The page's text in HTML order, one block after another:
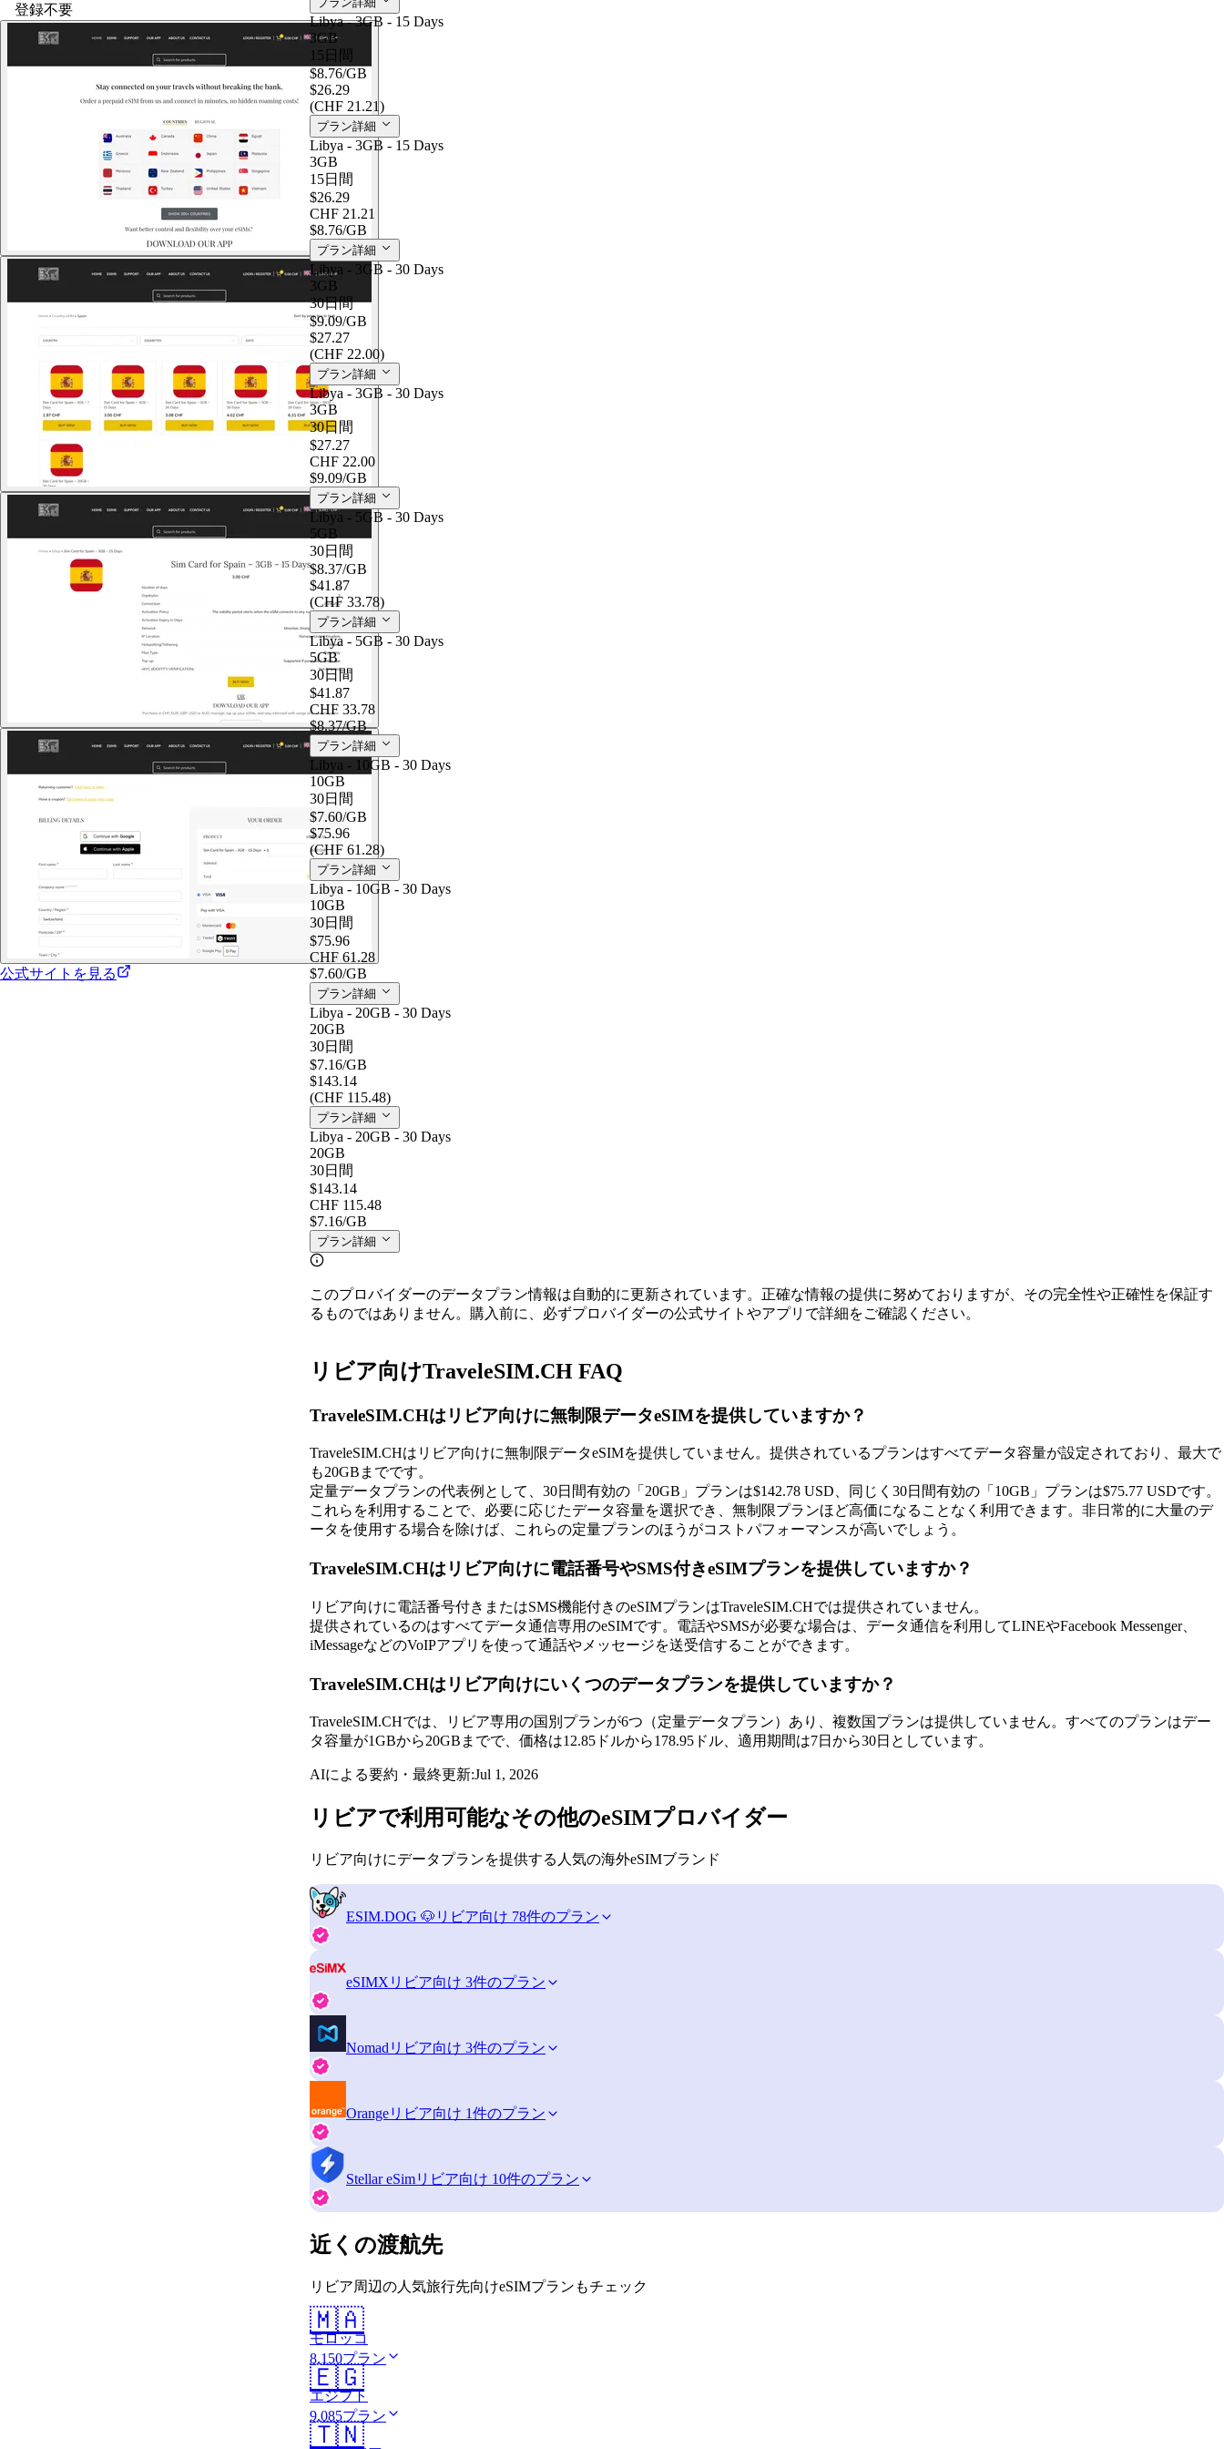
登録不要
公式サイトを見る
Libya - 3GB - 15 Days
3GB
15日間
$8.76/GB
$26.29
(CHF 21.21)
プラン詳細
Libya - 3GB - 15 Days
3GB
15日間
$26.29
CHF 21.21
$8.76/GB
プラン詳細
Libya - 3GB - 30 Days
3GB
30日間
$9.09/GB
$27.27
(CHF 22.00)
プラン詳細
Libya - 3GB - 30 Days
3GB
30日間
$27.27
CHF 22.00
$9.09/GB
プラン詳細
Libya - 5GB - 30 Days
5GB
30日間
$8.37/GB
$41.87
(CHF 33.78)
プラン詳細
Libya - 5GB - 30 Days
5GB
30日間
$41.87
CHF 33.78
$8.37/GB
プラン詳細
Libya - 10GB - 30 Days
10GB
30日間
$7.60/GB
$75.96
(CHF 61.28)
プラン詳細
Libya - 10GB - 30 Days
10GB
30日間
$75.96
CHF 61.28
$7.60/GB
プラン詳細
Libya - 20GB - 30 Days
20GB
30日間
$7.16/GB
$143.14
(CHF 115.48)
プラン詳細
Libya - 20GB - 30 Days
20GB
30日間
$143.14
CHF 115.48
$7.16/GB
プラン詳細
このプロバイダーのデータプラン情報は自動的に更新されています。正確な情報の提供に努めておりますが、その完全性や正確性を保証す
るものではありません。購入前に、必ずプロバイダーの公式サイトやアプリで詳細をご確認ください。
リビア向けTraveleSIM.CH FAQ
TraveleSIM.CHはリビア向けに無制限データeSIMを提供していますか？
TraveleSIM.CHはリビア向けに無制限データeSIMを提供していません。提供されているプランはすべてデータ容量が設定されており、最大で
も20GBまでです。
定量データプランの代表例として、30日間有効の「20GB」プランは$142.78 USD、同じく30日間有効の「10GB」プランは$75.77 USDです。
これらを利用することで、必要に応じたデータ容量を選択でき、無制限プランほど高価になることなく利用できます。非日常的に大量のデ
ータを使用する場合を除けば、これらの定量プランのほうがコストパフォーマンスが高いでしょう。
TraveleSIM.CHはリビア向けに電話番号やSMS付きeSIMプランを提供していますか？
リビア向けに電話番号付きまたはSMS機能付きのeSIMプランはTraveleSIM.CHでは提供されていません。
提供されているのはすべてデータ通信専用のeSIMです。電話やSMSが必要な場合は、データ通信を利用してLINEやFacebook Messenger、
iMessageなどのVoIPアプリを使って通話やメッセージを送受信することができます。
TraveleSIM.CHはリビア向けにいくつのデータプランを提供していますか？
TraveleSIM.CHでは、リビア専用の国別プランが6つ（定量データプラン）あり、複数国プランは提供していません。すべてのプランはデー
タ容量が1GBから20GBまでで、価格は12.85ドルから178.95ドル、適用期間は7日から30日としています。
AIによる要約・最終更新:Jul 1, 2026
リビアで利用可能なその他のeSIMプロバイダー
リビア向けにデータプランを提供する人気の海外eSIMブランド
ESIM.DOG 🐶 リビア向け 78件のプラン
eSIMX リビア向け 3件のプラン
Nomad リビア向け 3件のプラン
Orangeリビア向け 1件のプラン
Stellar eSimリビア向け 10件のプラン
近くの渡航先
リビア周辺の人気旅行先向けeSIMプランもチェック
🇲🇦
モロッコ
8,150プラン
🇪🇬
エジプト
9,085プラン
🇹🇳